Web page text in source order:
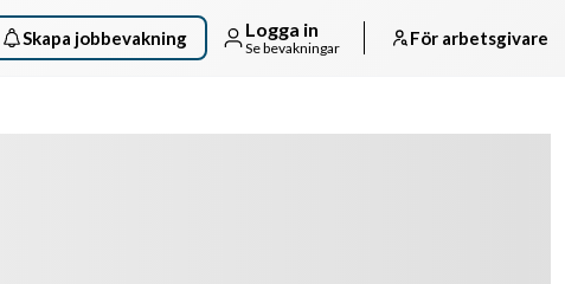
Skapa jobbevakning Logga in
Se bevakningar För arbetsgivare